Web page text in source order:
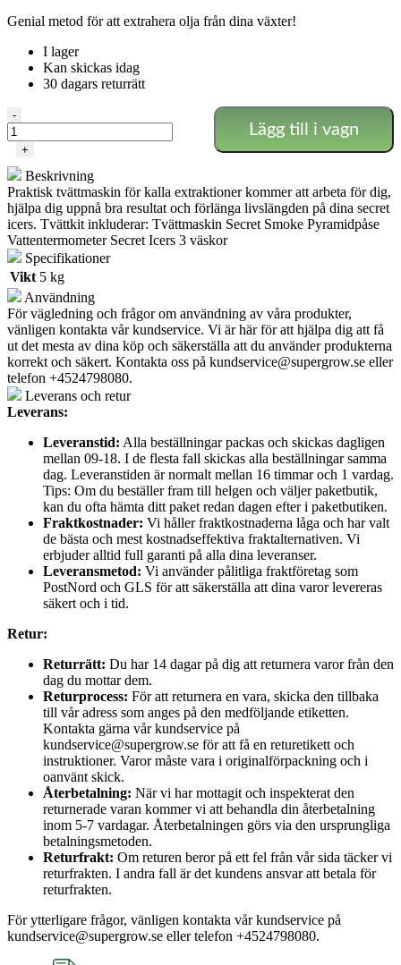
Genial metod för att extrahera olja från dina växter!
I lager
Kan skickas idag
30 dagars returrätt
Istvättare
Bubble
-
3
väskor
mängd
-
+
Lägg till i vagn
Beskrivning
Praktisk tvättmaskin för kalla extraktioner kommer att arbeta för dig,
hjälpa dig uppnå bra resultat och förlänga livslängden på dina secret
icers. Tvättkit inkluderar: Tvättmaskin Secret Smoke Pyramidpåse
Vattentermometer Secret Icers 3 väskor
Specifikationer
Vikt 5 kg
Användning
För vägledning och frågor om användning av våra produkter,
vänligen kontakta vår kundservice. Vi är här för att hjälpa dig att få
ut det mesta av dina köp och säkerställa att du använder produkterna
korrekt och säkert. Kontakta oss på kundservice@supergrow.se eller
telefon +4524798080.
Leverans och retur
Leverans:
Leveranstid: Alla beställningar packas och skickas dagligen
mellan 09-18. I de flesta fall skickas alla beställningar samma
dag. Leveranstiden är normalt mellan 16 timmar och 1 vardag.
Tips: Om du beställer fram till helgen och väljer paketbutik,
kan du ofta hämta ditt paket redan dagen efter i paketbutiken.
Fraktkostnader: Vi håller fraktkostnaderna låga och har valt
de bästa och mest kostnadseffektiva fraktalternativen. Vi
erbjuder alltid full garanti på alla dina leveranser.
Leveransmetod: Vi använder pålitliga fraktföretag som
PostNord och GLS för att säkerställa att dina varor levereras
säkert och i tid.
Retur:
Returrätt: Du har 14 dagar på dig att returnera varor från den
dag du mottar dem.
Returprocess: För att returnera en vara, skicka den tillbaka
till vår adress som anges på den medföljande etiketten.
Kontakta gärna vår kundservice på
kundservice@supergrow.se för att få en returetikett och
instruktioner. Varor måste vara i originalförpackning och i
oanvänt skick.
Återbetalning: När vi har mottagit och inspekterat den
returnerade varan kommer vi att behandla din återbetalning
inom 5-7 vardagar. Återbetalningen görs via den ursprungliga
betalningsmetoden.
Returfrakt: Om returen beror på ett fel från vår sida täcker vi
returfrakten. I andra fall är det kundens ansvar att betala för
returfrakten.
För ytterligare frågor, vänligen kontakta vår kundservice på
kundservice@supergrow.se eller telefon +4524798080.